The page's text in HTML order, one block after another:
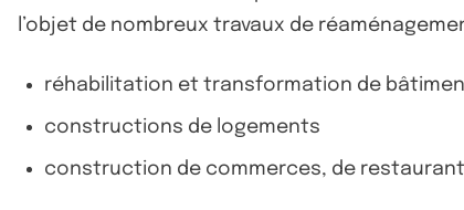
l’objet de nombreux travaux de
réhabilitation et transformation de
constructions de logements
construction de commerces, de